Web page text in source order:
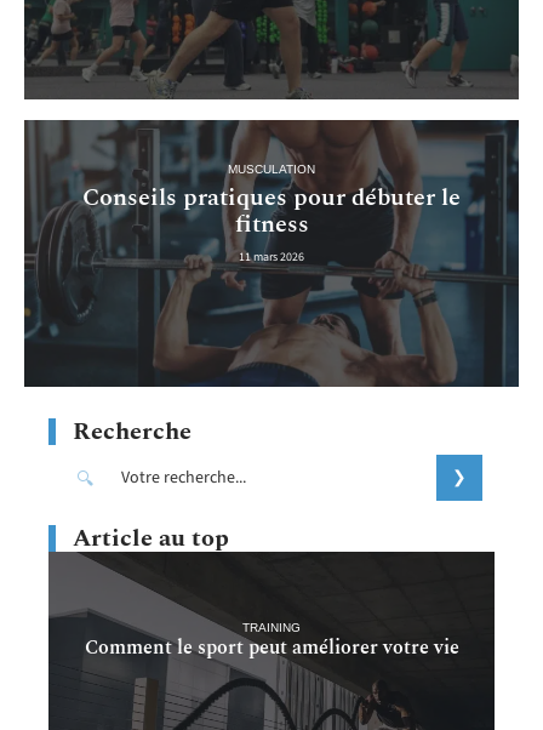
MUSCULATION
Conseils pratiques pour débuter le
fitness
11 mars 2026
Recherche
Article au top
TRAINING
Comment le sport peut améliorer votre vie